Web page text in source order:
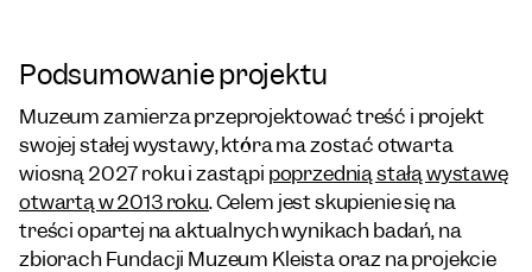
Podsumowanie projektu
Muzeum zamierza przeprojektować treść i projekt
swojej stałej wystawy, która ma zostać otwarta
wiosną 2027 roku i zastąpi poprzednią stałą wystawę
otwartą w 2013 roku. Celem jest skupienie się na
treści opartej na aktualnych wynikach badań, na
zbiorach Fundacji Muzeum Kleista oraz na projekcie